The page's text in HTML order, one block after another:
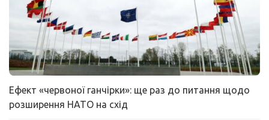
Ефект «червоної ганчірки»: ще раз до питання щодо
розширення НАТО на схід